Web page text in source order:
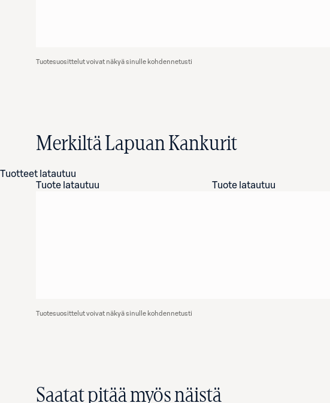
Tuotesuosittelut voivat näkyä sinulle kohdennetusti
Merkiltä Lapuan Kankurit
Tuotteet latautuu
Tuote latautuu
Tuote latautuu
Tuotesuosittelut voivat näkyä sinulle kohdennetusti
Saatat pitää myös näistä